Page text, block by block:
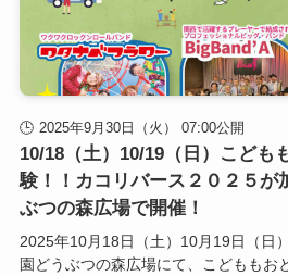
2025年9月30日（火） 07:00公開
10/18（土）10/19（日）こども
験！！カコリバース２０２５が
ぶつの森広場で開催！
2025年10月18日（土）10月19日（日
園どうぶつの森広場にて、こどももお